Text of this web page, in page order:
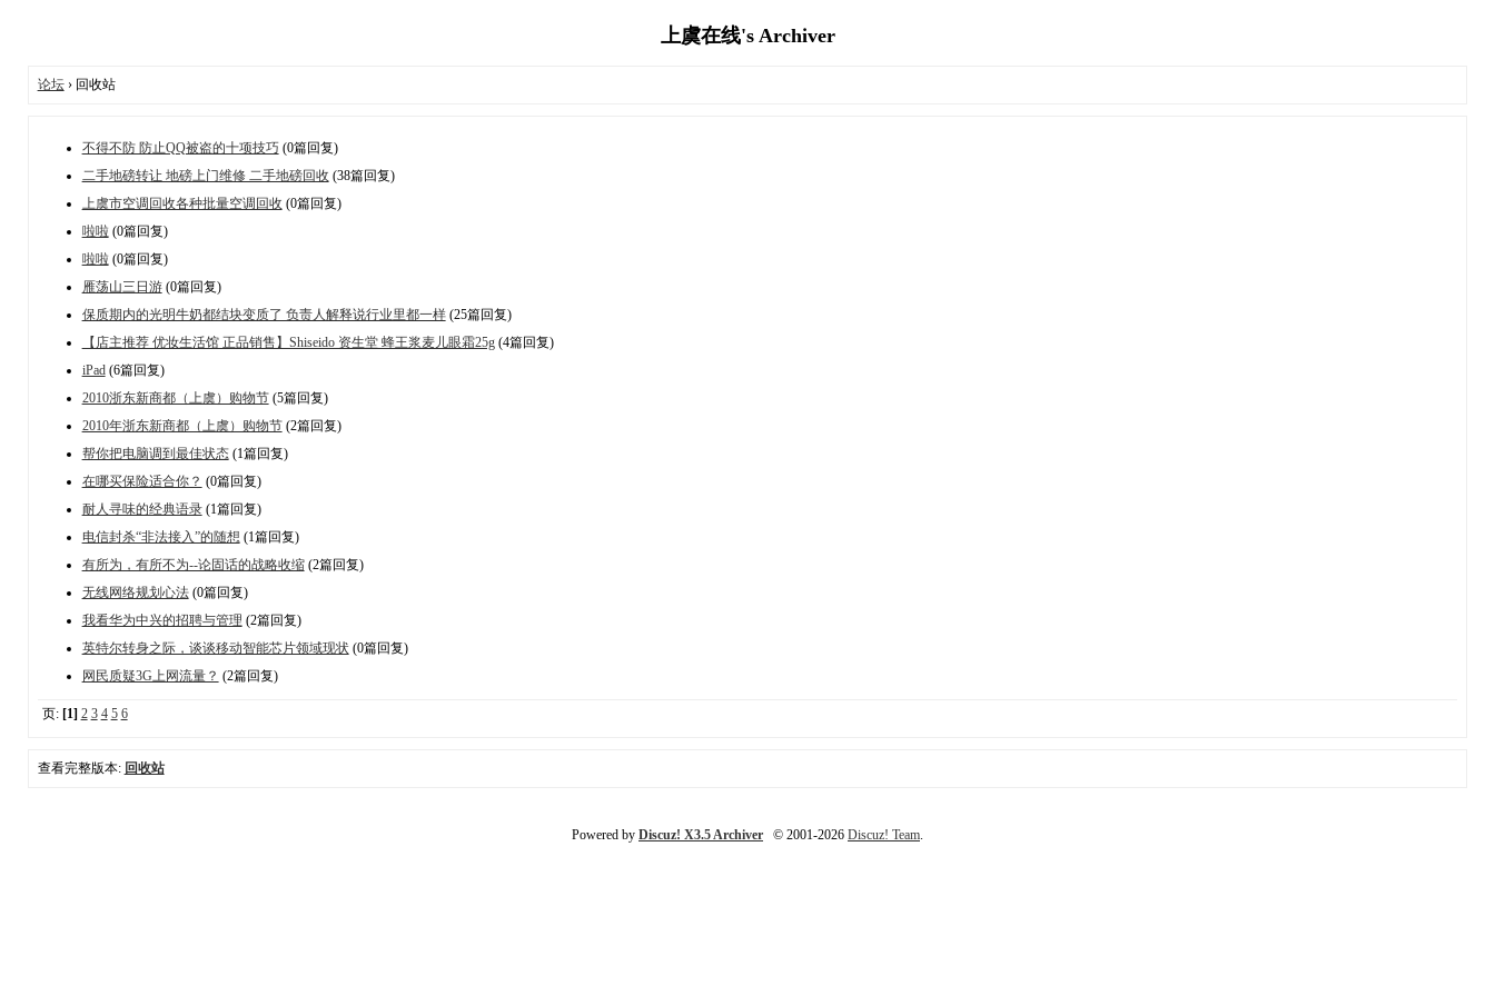
上虞在线's Archiver
论坛› 回收站
不得不防 防止QQ被盗的十项技巧(0篇回复)
二手地磅转让 地磅上门维修 二手地磅回收 (38篇回复)
上虞市空调回收各种批量空调回收 (0篇回复)
啦啦(0篇回复)
啦啦(0篇回复)
雁荡山三日游(0篇回复)
保质期内的光明牛奶都结块变质了 负责人解释说行业里都一样(25篇回复)
【店主推荐 优妆生活馆 正品销售】Shiseido 资生堂 蜂王浆麦儿眼霜25g(4篇回复)
iPad(6篇回复)
2010浙东新商都（上虞）购物节(5篇回复)
2010年浙东新商都（上虞）购物节(2篇回复)
帮你把电脑调到最佳状态(1篇回复)
在哪买保险适合你？ (0篇回复)
耐人寻味的经典语录(1篇回复)
电信封杀“非法接入”的随想 (1篇回复)
有所为，有所不为--论固话的战略收缩(2篇回复)
无线网络规划心法(0篇回复)
我看华为中兴的招聘与管理 (2篇回复)
英特尔转身之际，谈谈移动智能芯片领域现状(0篇回复)
网民质疑3G上网流量？ (2篇回复)
页: [1] 2 3 4 5 6
查看完整版本: 回收站
Powered by Discuz! X3.5 Archiver © 2001-2026 Discuz! Team.